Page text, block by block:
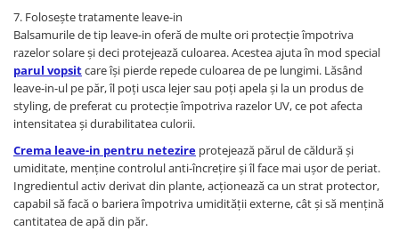
7. Folosește tratamente leave-in
Balsamurile de tip leave-in oferă de multe ori protecție împotriva
razelor solare și deci protejează culoarea. Acestea ajuta în mod special
parul vopsitcare își pierde repede culoarea de pe lungimi. Lăsând
leave-in-ul pe păr, îl poți usca lejer sau poți apela și la un produs de
styling, de preferat cu protecție împotriva razelor UV, ce pot afecta
intensitatea și durabilitatea culorii.
Crema leave-in pentru netezire protejează părul de căldură și
umiditate, menține controlul anti-încrețire și îl face mai ușor de periat.
Ingredientul activ derivat din plante, acționează ca un strat protector,
capabil să facă o bariera împotriva umidității externe, cât și să mențină
cantitatea de apă din păr.